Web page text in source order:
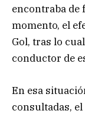
encontraba de
momento, el
Gol, tras lo
conductor de
En esa
consultadas,